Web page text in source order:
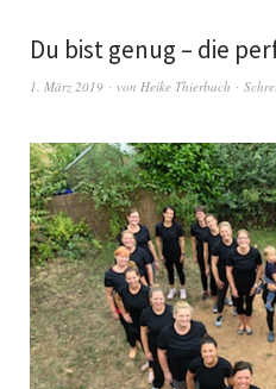
Du bist genug – die
1. März 2019 von Heike Thierbach